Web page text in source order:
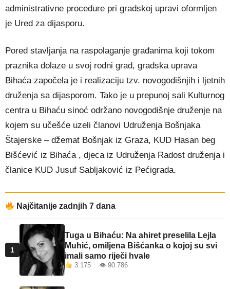
administrativne procedure pri gradskoj upravi oformljen
je Ured za dijasporu.
Pored stavljanja na raspolaganje građanima koji tokom
praznika dolaze u svoj rodni grad, gradska uprava
Bihaća započela je i realizaciju tzv. novogodišnjih i ljetnih
druženja sa dijasporom. Tako je u prepunoj sali Kulturnog
centra u Bihaću sinoć održano novogodišnje druženje na
kojem su učešće uzeli članovi Udruženja Bošnjaka
Štajerske – džemat Bošnjak iz Graza, KUD Hasan beg
Bišćević iz Bihaća , djeca iz Udruženja Radost druženja i
članice KUD Jusuf Sabljaković iz Pećigrada.
Najčitanije zadnjih 7 dana
1
Tuga u Bihaću: Na ahiret preselila Lejla
Muhić, omiljena Bišćanka o kojoj su svi
imali samo riječi hvale
3.175 👁 90.786